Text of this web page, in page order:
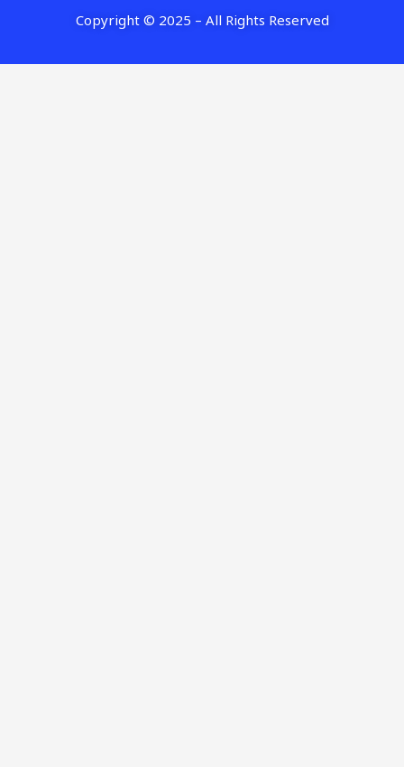
m
Copyright © 2025 – All Rights Reserved